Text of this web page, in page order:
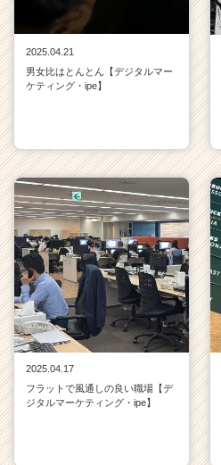
2025.04.21
男女比はとんとん【デジタルマー
ケティング・ipe】
2025.04.17
フラットで風通しの良い職場【デ
ジタルマーケティング・ipe】